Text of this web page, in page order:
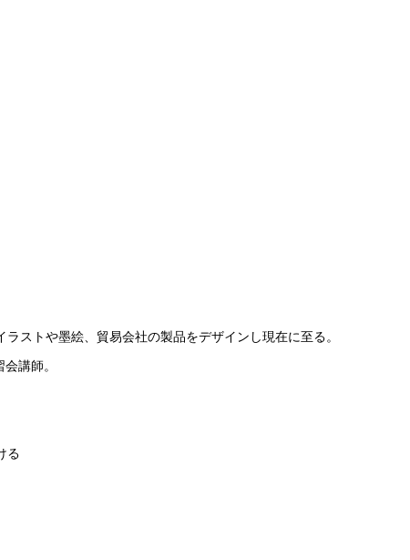
ストや墨絵、貿易会社の製品をデザインし現在に至る。
講師。
る